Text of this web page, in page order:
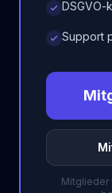
DSGVO-
Support
Mitglieder